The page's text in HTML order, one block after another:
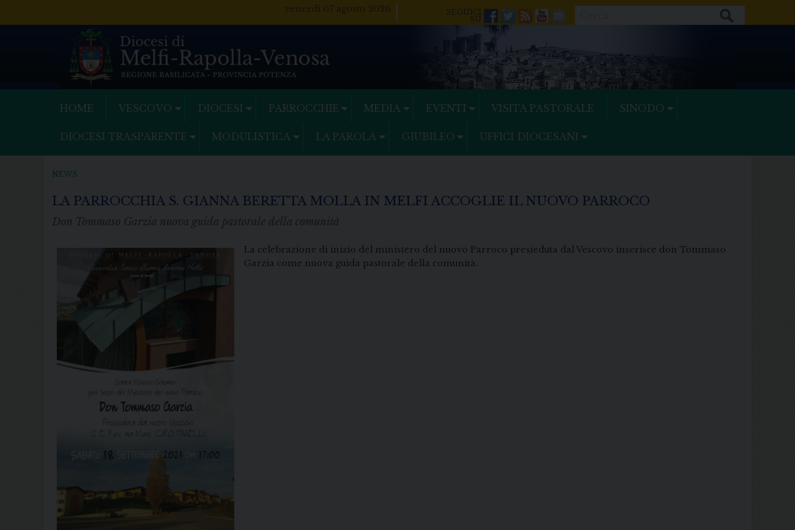
venerdì 07 agosto 2026
Facebook
Twitter
FeedsYoutube
Mail
HOME VESCOVO DIOCESI PARROCCHIE MEDIA EVENTI VISITA PASTORALE SINODO
DIOCESI TRASPARENTE MODULISTICA LA PAROLA GIUBILEO UFFICI DIOCESANI
NEWS
LA PARROCCHIA S. GIANNA BERETTA MOLLA IN MELFI ACCOGLIE IL NUOVO PARROCO
Don Tommaso Garzia nuova guida pastorale della comunità
La celebrazione di inizio del ministero del nuovo Parroco presieduta dal Vescovo inserisce don Tommaso
Garzia come nuova guida pastorale della comunità.